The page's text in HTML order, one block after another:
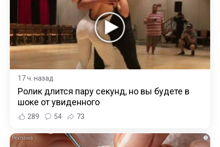
17 ч. назад
Ролик длится пару секунд, но вы будете в
шоке от увиденного
289 54 73
i